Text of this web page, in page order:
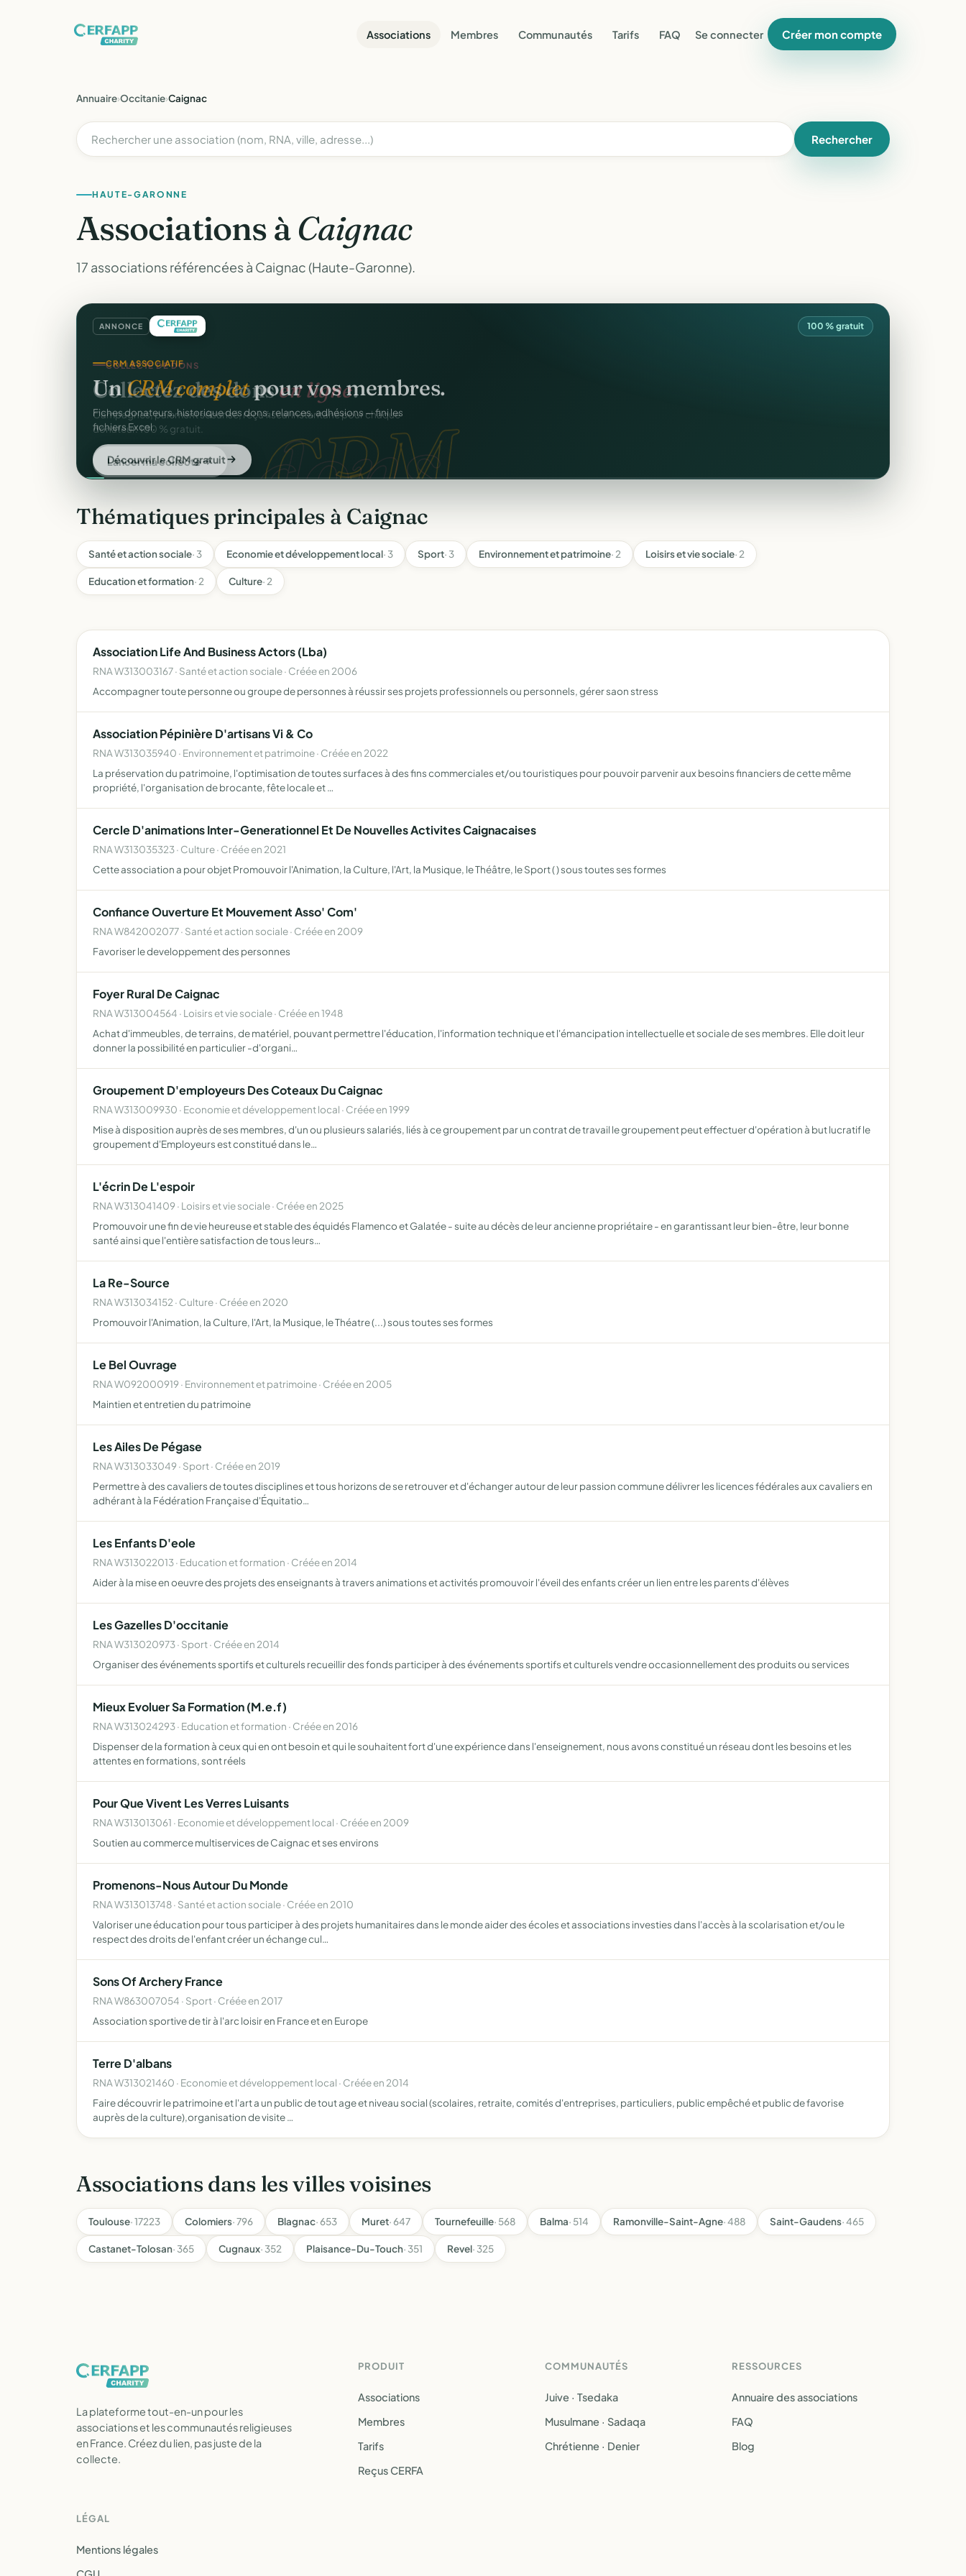
Associations Membres Communautés Tarifs FAQ Se connecter Créer mon compte
Annuaire›Occitanie›Caignac
Rechercher
HAUTE-GARONNE
Associations àCaignac
17 associations référencées à Caignac (Haute-Garonne).
ANNONCE 100 % gratuit
CRM.
CRM ASSOCIATIF
UnCRM completpour vos membres.
Fiches donateurs, historique des dons, relances, adhésions — fini les
fichiers Excel.
Découvrir le CRM gratuit
Thématiques principales à Caignac
Santé et action sociale· 3 Economie et développement local· 3 Sport· 3 Environnement et patrimoine· 2 Loisirs et vie sociale· 2
Education et formation· 2 Culture· 2
Association Life And Business Actors (Lba)
RNA W313003167 · Santé et action sociale · Créée en 2006
Accompagner toute personne ou groupe de personnes à réussir ses projets professionnels ou personnels, gérer saon stress
Association Pépinière D'artisans Vi & Co
RNA W313035940 · Environnement et patrimoine · Créée en 2022
La préservation du patrimoine, l'optimisation de toutes surfaces à des fins commerciales et/ou touristiques pour pouvoir parvenir aux besoins financiers de cette même
propriété, l'organisation de brocante, fête locale et …
Cercle D'animations Inter-Generationnel Et De Nouvelles Activites Caignacaises
RNA W313035323 · Culture · Créée en 2021
Cette association a pour objet Promouvoir l'Animation, la Culture, l'Art, la Musique, le Théâtre, le Sport ( ) sous toutes ses formes
Confiance Ouverture Et Mouvement Asso' Com'
RNA W842002077 · Santé et action sociale · Créée en 2009
Favoriser le developpement des personnes
Foyer Rural De Caignac
RNA W313004564 · Loisirs et vie sociale · Créée en 1948
Achat d'immeubles, de terrains, de matériel, pouvant permettre l'éducation, l'information technique et l'émancipation intellectuelle et sociale de ses membres. Elle doit leur
donner la possibilité en particulier -d'organi…
Groupement D'employeurs Des Coteaux Du Caignac
RNA W313009930 · Economie et développement local · Créée en 1999
Mise à disposition auprès de ses membres, d'un ou plusieurs salariés, liés à ce groupement par un contrat de travail le groupement peut effectuer d'opération à but lucratif le
groupement d'Employeurs est constitué dans le…
L'écrin De L'espoir
RNA W313041409 · Loisirs et vie sociale · Créée en 2025
Promouvoir une fin de vie heureuse et stable des équidés Flamenco et Galatée - suite au décès de leur ancienne propriétaire - en garantissant leur bien-être, leur bonne
santé ainsi que l'entière satisfaction de tous leurs…
La Re-Source
RNA W313034152 · Culture · Créée en 2020
Promouvoir l'Animation, la Culture, l'Art, la Musique, le Théatre (...) sous toutes ses formes
Le Bel Ouvrage
RNA W092000919 · Environnement et patrimoine · Créée en 2005
Maintien et entretien du patrimoine
Les Ailes De Pégase
RNA W313033049 · Sport · Créée en 2019
Permettre à des cavaliers de toutes disciplines et tous horizons de se retrouver et d'échanger autour de leur passion commune délivrer les licences fédérales aux cavaliers en
adhérant à la Fédération Française d'Équitatio…
Les Enfants D'eole
RNA W313022013 · Education et formation · Créée en 2014
Aider à la mise en oeuvre des projets des enseignants à travers animations et activités promouvoir l'éveil des enfants créer un lien entre les parents d'élèves
Les Gazelles D'occitanie
RNA W313020973 · Sport · Créée en 2014
Organiser des événements sportifs et culturels recueillir des fonds participer à des événements sportifs et culturels vendre occasionnellement des produits ou services
Mieux Evoluer Sa Formation (M.e.f)
RNA W313024293 · Education et formation · Créée en 2016
Dispenser de la formation à ceux qui en ont besoin et qui le souhaitent fort d'une expérience dans l'enseignement, nous avons constitué un réseau dont les besoins et les
attentes en formations, sont réels
Pour Que Vivent Les Verres Luisants
RNA W313013061 · Economie et développement local · Créée en 2009
Soutien au commerce multiservices de Caignac et ses environs
Promenons-Nous Autour Du Monde
RNA W313013748 · Santé et action sociale · Créée en 2010
Valoriser une éducation pour tous participer à des projets humanitaires dans le monde aider des écoles et associations investies dans l'accès à la scolarisation et/ou le
respect des droits de l'enfant créer un échange cul…
Sons Of Archery France
RNA W863007054 · Sport · Créée en 2017
Association sportive de tir à l'arc loisir en France et en Europe
Terre D'albans
RNA W313021460 · Economie et développement local · Créée en 2014
Faire découvrir le patrimoine et l'art a un public de tout age et niveau social (scolaires, retraite, comités d'entreprises, particuliers, public empêché et public de favorise
auprès de la culture),organisation de visite …
Associations dans les villes voisines
Toulouse· 17223 Colomiers· 796 Blagnac· 653 Muret· 647 Tournefeuille· 568 Balma· 514 Ramonville-Saint-Agne· 488 Saint-Gaudens· 465
Castanet-Tolosan· 365 Cugnaux· 352 Plaisance-Du-Touch· 351 Revel· 325
La plateforme tout-en-un pour les
associations et les communautés religieuses
en France. Créez du lien, pas juste de la
collecte.
PRODUIT
Associations
Membres
Tarifs
Reçus CERFA
COMMUNAUTÉS
Juive · Tsedaka
Musulmane · Sadaqa
Chrétienne · Denier
RESSOURCES
Annuaire des associations
FAQ
Blog
LÉGAL
Mentions légales